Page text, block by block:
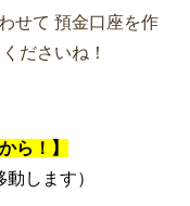
せて 預金口座を作
ださいね！
ら！】
します）